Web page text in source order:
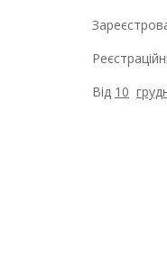
Від 10